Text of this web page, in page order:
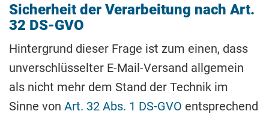
Sicherheit der Verarbeitung nach Art.
32 DS-GVO
Hintergrund dieser Frage ist zum einen, dass
unverschlüsselter E-Mail-Versand allgemein
als nicht mehr dem Stand der Technik im
Sinne von Art. 32 Abs. 1 DS-GVO entsprechend